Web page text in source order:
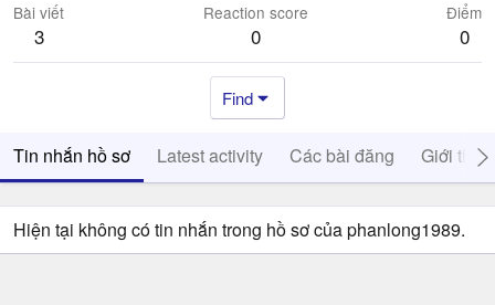
Bài viết
3
Reaction score
0
Điểm
0
Find
Tin nhắn hồ sơ Latest activity Các bài đăng Giới thiệu
Hiện tại không có tin nhắn trong hồ sơ của phanlong1989.